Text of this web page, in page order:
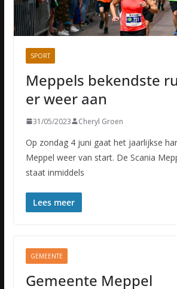
SPORT
Meppels bekendste
er weer aan
31/05/2023 Cheryl Groen
Op zondag 4 juni gaat het jaarlijkse
Meppel weer van start. De Scania
staat inmiddels
Lees meer
GEMEENTE
Gemeente Meppel